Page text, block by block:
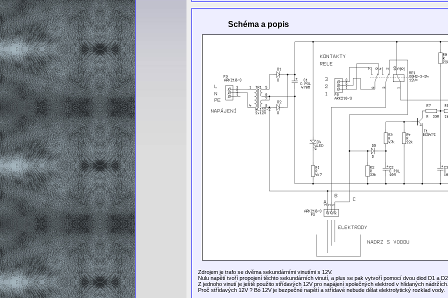
Schéma a popis
Zdrojem je trafo se dvěma sekundárními vinutími s 12V.
Nulu napětí tvoří propojení těchto sekundárních vinutí, a plus se pak vytvoří pomocí dvou diod D1 a
Z jednoho vinutí je ještě použito střídavých 12V pro napájení společných elektrod v hlídaných nádržích.
Proč střídavých 12V ? Bó 12V je bezpečné napětí a střídavé nebude dělat elektrolytický rozklad vody.